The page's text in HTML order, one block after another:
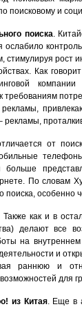
поисковому и
поиска.
ослабило
рост
Как
требованиям
рекламы,
от
больше
По словам
поиска,
Также как и в
делают все
на
и
раннюю и
для
из Китая. Еще в